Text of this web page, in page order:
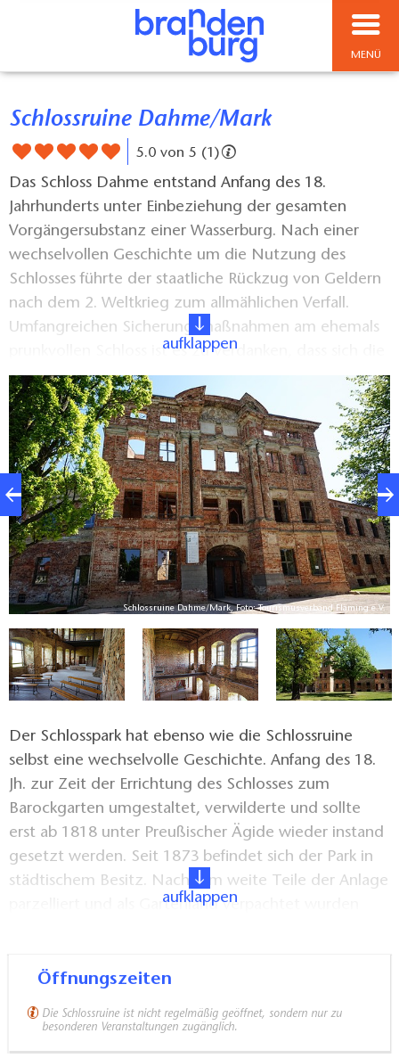
MENÜ
Schlossruine Dahme/Mark
5.0 von 5 (1)
Das Schloss Dahme entstand Anfang des 18.
Jahrhunderts unter Einbeziehung der gesamten
Vorgängersubstanz einer Wasserburg. Nach einer
wechselvollen Geschichte um die Nutzung des
Schlosses führte der staatliche Rückzug von Geldern
nach dem 2. Weltkrieg zum allmählichen Verfall.
Umfangreichen Sicherungsmaßnahmen am ehemals
prunkvollen Schloss ist es zu verdanken, dass sich die
Ruine heute durch eine ganz besondere Atmosphäre
auszeichnet. Die Ruine wird heute für
Veranstaltungen unterschiedlichster Art genutzt, sie
kann z.B. auch für Hochzeiten oder private
Familienfeiern gemietet werden.
aufklappen
Schlossruine Dahme/Mark, Foto: Tourismusverband Fläming e.V.
Der Schlosspark hat ebenso wie die Schlossruine
selbst eine wechselvolle Geschichte. Anfang des 18.
Jh. zur Zeit der Errichtung des Schlosses zum
Barockgarten umgestaltet, verwilderte und sollte
erst ab 1818 unter Preußischer Ägide wieder instand
gesetzt werden. Seit 1873 befindet sich der Park in
städtischem Besitz. Nachdem weite Teile der Anlage
parzelliert und als Gartenland verpachtet wurden
Schlosspark mit seinem Altbaumbestand unter
warten über 90 Tiere in 16 verschiedenen Tierarten
auf den Besucher: Damwild, Zwergesel,
aufklappen
Öffnungszeiten
Die Schlossruine ist nicht regelmäßig geöffnet, sondern nur zu
besonderen Veranstaltungen zugänglich.